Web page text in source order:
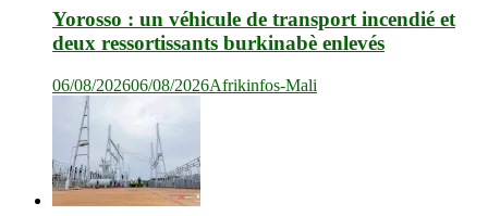
Yorosso : un véhicule de transport incendié et
deux ressortissants burkinabè enlevés
06/08/202606/08/2026Afrikinfos-Mali